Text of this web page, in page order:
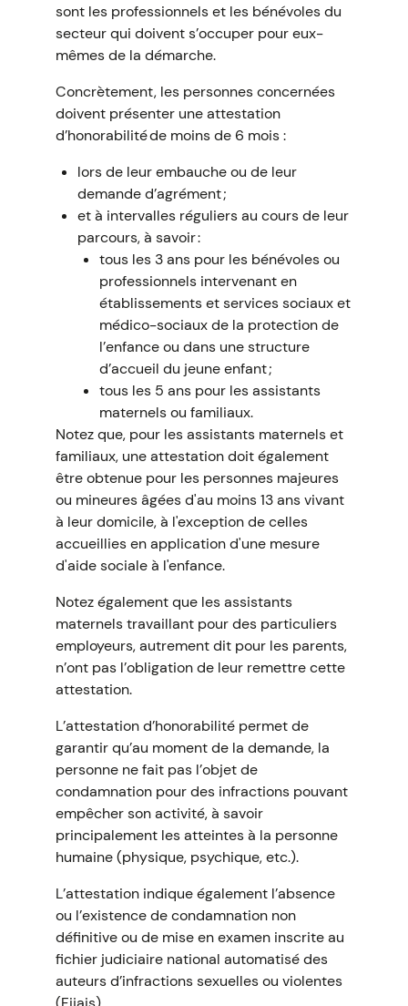
sont les professionnels et les bénévoles du
secteur qui doivent s’occuper pour eux-
mêmes de la démarche.
Concrètement, les personnes concernées
doivent présenter une attestation
d’honorabilité de moins de 6 mois :
lors de leur embauche ou de leur
demande d’agrément ;
et à intervalles réguliers au cours de leur
parcours, à savoir :
tous les 3 ans pour les bénévoles ou
professionnels intervenant en
établissements et services sociaux et
médico-sociaux de la protection de
l’enfance ou dans une structure
d’accueil du jeune enfant ;
tous les 5 ans pour les assistants
maternels ou familiaux.
Notez que, pour les assistants maternels et
familiaux, une attestation doit également
être obtenue pour les personnes majeures
ou mineures âgées d'au moins 13 ans vivant
à leur domicile, à l'exception de celles
accueillies en application d'une mesure
d'aide sociale à l'enfance.
Notez également que les assistants
maternels travaillant pour des particuliers
employeurs, autrement dit pour les parents,
n’ont pas l’obligation de leur remettre cette
attestation.
L’attestation d’honorabilité permet de
garantir qu’au moment de la demande, la
personne ne fait pas l’objet de
condamnation pour des infractions pouvant
empêcher son activité, à savoir
principalement les atteintes à la personne
humaine (physique, psychique, etc.).
L’attestation indique également l’absence
ou l’existence de condamnation non
définitive ou de mise en examen inscrite au
fichier judiciaire national automatisé des
auteurs d’infractions sexuelles ou violentes